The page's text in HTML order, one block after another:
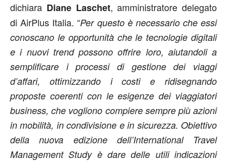
dichiara Diane Laschet, amministratore delegato
di AirPlus Italia. “Per questo è necessario che essi
conoscano le opportunità che le tecnologie digitali
e i nuovi trend possono offrire loro, aiutandoli a
semplificare i processi di gestione dei viaggi
d’affari, ottimizzando i costi e ridisegnando
proposte coerenti con le esigenze dei viaggiatori
business, che vogliono compiere sempre più azioni
in mobilità, in condivisione e in sicurezza. Obiettivo
della nuova edizione dell’International Travel
Management Study è dare delle utili indicazioni